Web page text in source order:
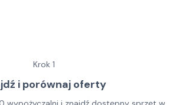
Krok 1
i porównaj oferty